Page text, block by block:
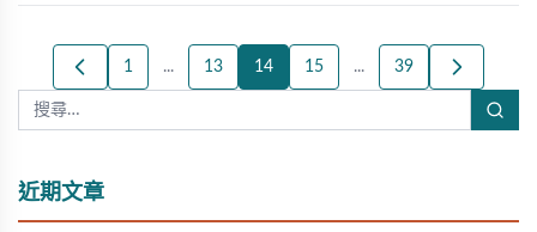
1 ... 13 14 15 ... 39
近期文章